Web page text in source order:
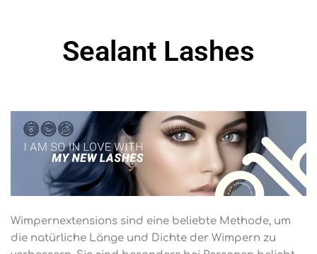
Sealant Lashes
Wimpernextensions sind eine beliebte Methode, um
die natürliche Länge und Dichte der Wimpern zu